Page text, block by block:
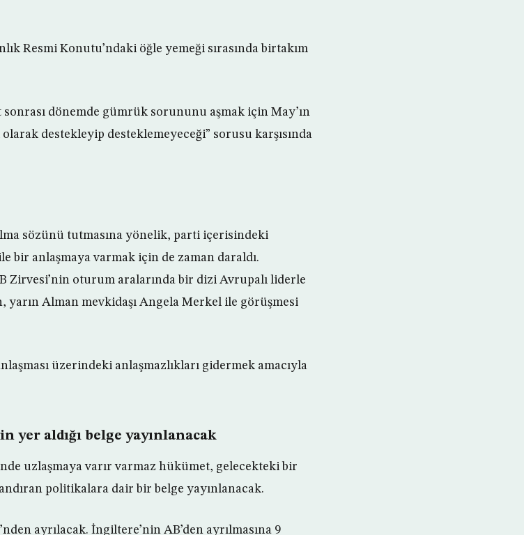
Resmi Konutu’ndaki öğle yemeği sırasında birtakım
dönemde gümrük sorununu aşmak için May’ın
destekleyip desteklemeyeceği” sorusu karşısında
sözünü tutmasına yönelik, parti içerisindeki
bir anlaşmaya varmak için de zaman daraldı.
Zirvesi’nin oturum aralarında bir dizi Avrupalı liderle
yarın Alman mevkidaşı Angela Merkel ile görüşmesi
üzerindeki anlaşmazlıkları gidermek amacıyla
aldığı belge yayınlanacak
uzlaşmaya varır varmaz hükümet, gelecekteki bir
politikalara dair bir belge yayınlanacak.
ayrılacak. İngiltere’nin AB’den ayrılmasına 9